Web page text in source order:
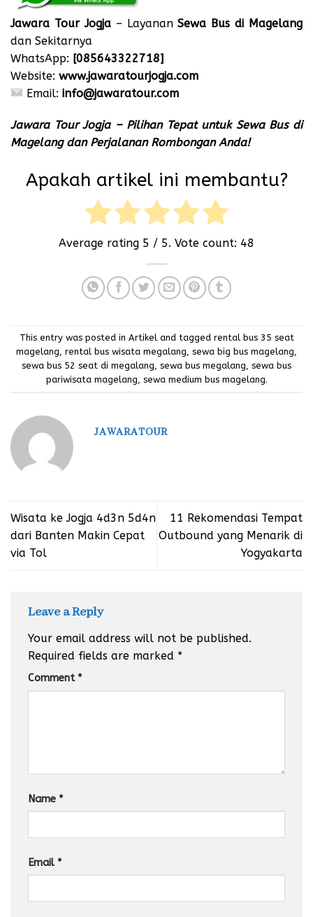
Jawara Tour Jogja– LayananSewa Bus di Magelang
dan Sekitarnya
WhatsApp: [085643322718]
Website: www.jawaratourjogja.com
Email:info@jawaratour.com
Jawara Tour Jogja – Pilihan Tepat untuk Sewa Bus di
Magelang dan Perjalanan Rombongan Anda!
Apakah artikel ini membantu?
Average rating 5 / 5. Vote count: 48
This entry was posted in Artikeland tagged rental bus 35 seat
magelang rental bus wisata megalang sewa big bus magelang
sewa bus 52 seat di megalang sewa bus megalang sewa bus
pariwisata magelang sewa medium bus magelang.
JAWARATOUR
Wisata ke Jogja 4d3n 5d4n
dari Banten Makin Cepat
via Tol
11 Rekomendasi Tempat
Outbound yang Menarik di
Yogyakarta
Leave a Reply
Your email address will not be published.
Required fields are marked *
Comment *
Name *
Email *